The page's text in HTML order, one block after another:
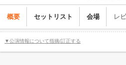
概要 セットリスト 会場 レ
▼公演情報について指摘/訂正する